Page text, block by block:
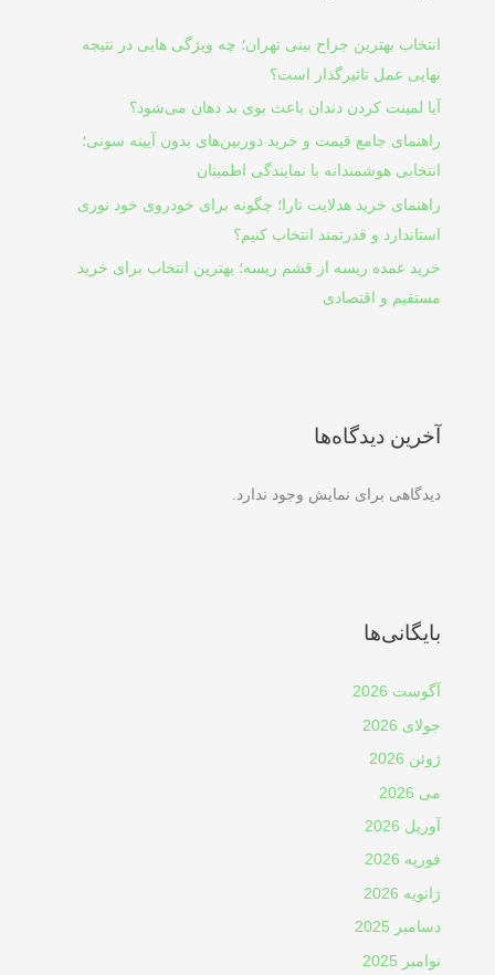
انتخاب بهترین جراح بینی تهران؛ چه ویژگی هایی در نتیجه
نهایی عمل تاثیرگذار است؟
آیا لمینت کردن دندان باعث بوی بد دهان می‌شود؟
راهنمای جامع قیمت و خرید دوربین‌های بدون آیینه سونی؛
انتخابی هوشمندانه با نمایندگی اطمینان
راهنمای خرید هدلایت تارا؛ چگونه برای خودروی خود نوری
استاندارد و قدرتمند انتخاب کنیم؟
خرید عمده ریسه از قشم ریسه؛ بهترین انتخاب برای خرید
مستقیم و اقتصادی
آخرین دیدگاه‌ها
دیدگاهی برای نمایش وجود ندارد.
بایگانی‌ها
آگوست 2026
جولای 2026
ژوئن 2026
می 2026
آوریل 2026
فوریه 2026
ژانویه 2026
دسامبر 2025
نوامبر 2025